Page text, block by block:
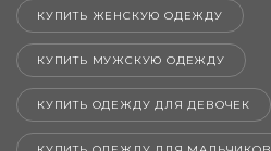
КУПИТЬ ЖЕНСКУЮ ОДЕЖДУ
КУПИТЬ МУЖСКУЮ ОДЕЖДУ
КУПИТЬ ОДЕЖДУ ДЛЯ ДЕВОЧЕК